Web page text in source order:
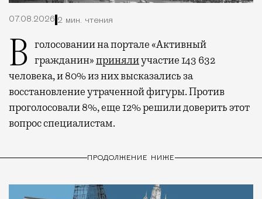
07.08.2026 2 мин. чтения
В голосовании на портале «Активный гражданин»принялиучастие 143 632
человека, и 80% из них высказались за
восстановление утраченной фигуры. Против
проголосовали 8%, еще 12% решили доверить этот
вопрос специалистам.
ПРОДОЛЖЕНИЕ НИЖЕ